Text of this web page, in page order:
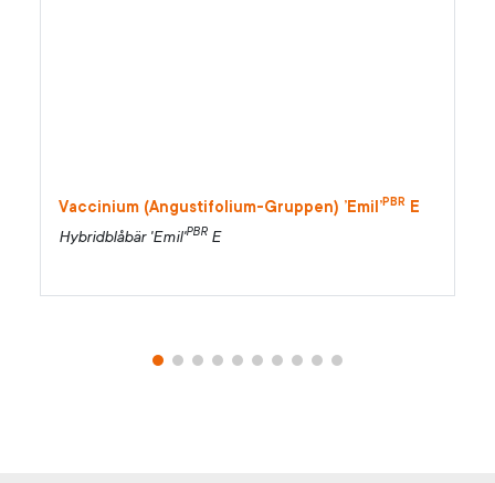
Vaccinium (Angustifolium-Gruppen) ’Emil’PBR E
Hybridblåbär 'Emil'PBR E